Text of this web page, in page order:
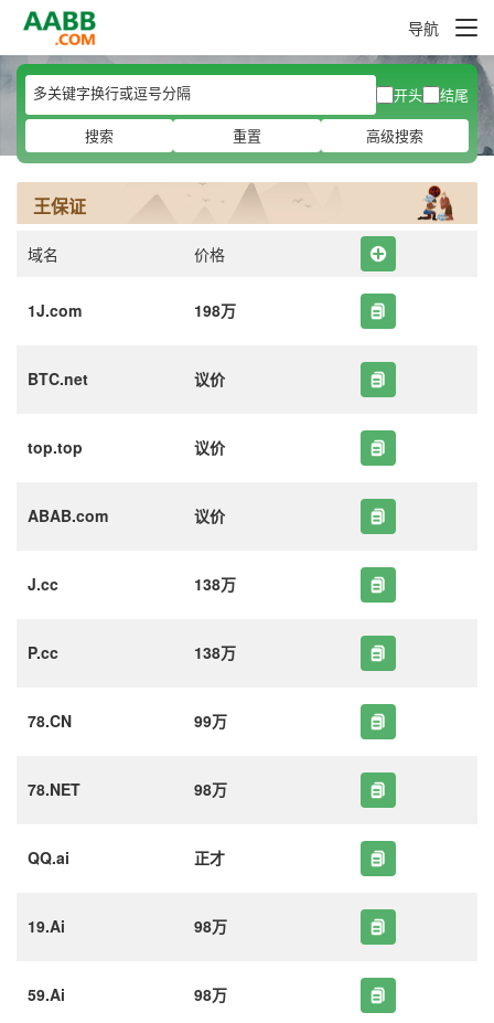
导航
开头
结尾
搜索
重置 高级搜索
王保证
域名 价格
1J.com 198万
BTC.net 议价
top.top 议价
ABAB.com 议价
J.cc 138万
P.cc 138万
78.CN 99万
78.NET 98万
QQ.ai 正才
19.Ai 98万
59.Ai 98万